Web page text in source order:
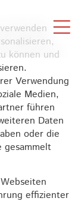
können und
Verwendung
Medien,
führen
Daten
oder die
gesammelt
effizienter